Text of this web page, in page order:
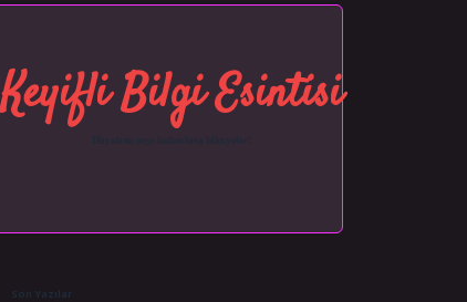
Keyifli Bilgi Esintisi
Son Yazılar